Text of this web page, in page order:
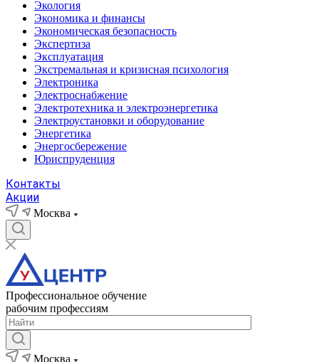
Экология
Экономика и финансы
Экономическая безопасность
Экспертиза
Эксплуатация
Экстремальная и кризисная психология
Электроника
Электроснабжение
Электротехника и электроэнергетика
Электроустановки и оборудование
Энергетика
Энергосбережение
Юриспруденция
Контакты
Акции
Москва
Профессиональное обучение
рабочим профессиям
Москва